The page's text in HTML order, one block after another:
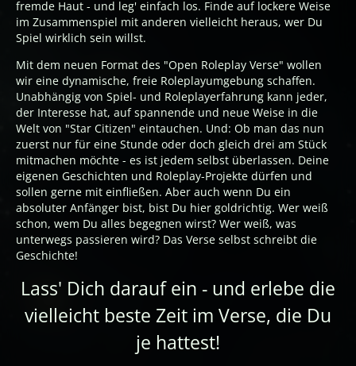
fremde Haut - und leg' einfach los. Finde auf lockere Weise
im Zusammenspiel mit anderen vielleicht heraus, wer Du
Spiel wirklich sein willst.
Mit dem neuen Format des "Open Roleplay Verse" wollen
wir eine dynamische, freie Roleplayumgebung schaffen.
Unabhängig von Spiel- und Roleplayerfahrung kann jeder,
der Interesse hat, auf spannende und neue Weise in die
Welt von "Star Citizen" eintauchen. Und: Ob man das nun
zuerst nur für eine Stunde oder doch gleich drei am Stück
mitmachen möchte - es ist jedem selbst überlassen. Deine
eigenen Geschichten und Roleplay-Projekte dürfen und
sollen gerne mit einfließen. Aber auch wenn Du ein
absoluter Anfänger bist, bist Du hier goldrichtig. Wer weiß
schon, wem Du alles begegnen wirst? Wer weiß, was
unterwegs passieren wird? Das Verse selbst schreibt die
Geschichte!
Lass' Dich darauf ein - und erlebe die
vielleicht beste Zeit im Verse, die Du
je hattest!